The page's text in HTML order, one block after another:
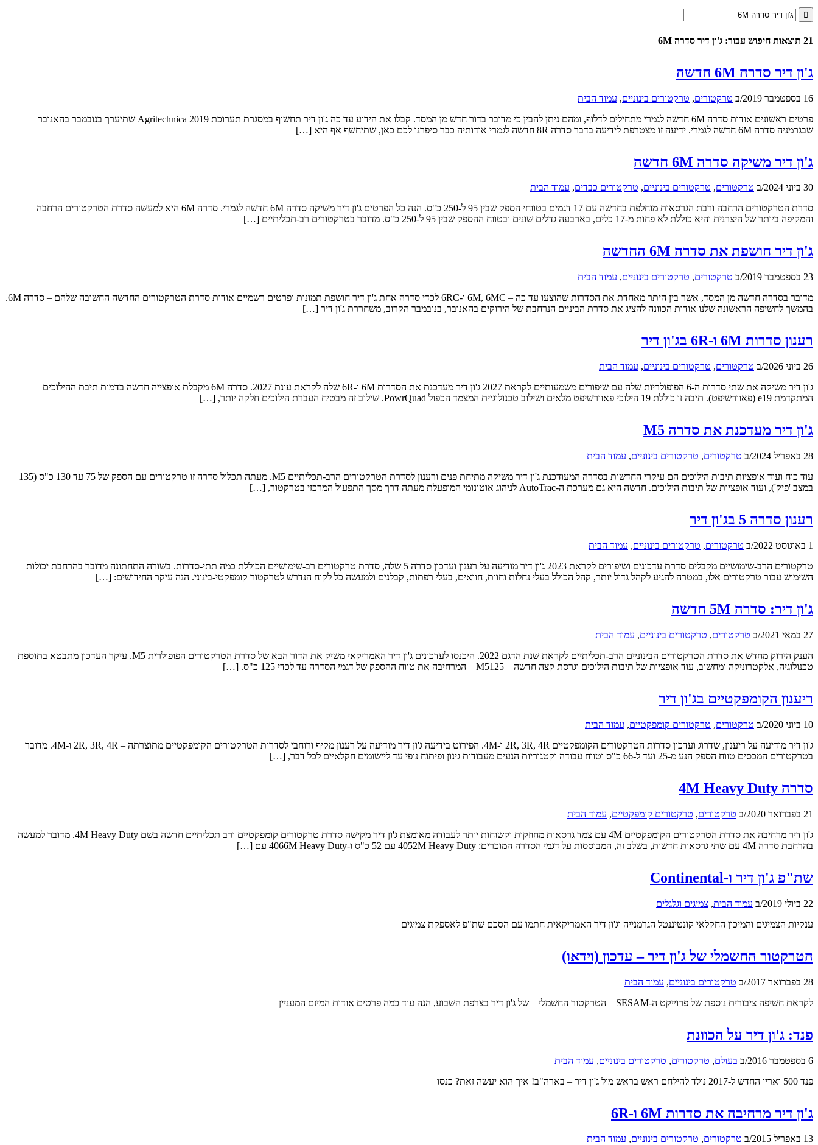
21 תוצאות חיפוש עבור: ג'ון דיר סדרה 6M
ג'ון דיר סדרה 6M חדשה
16 בספטמבר 2019 /ב טרקטורים, טרקטורים בינוניים, עמוד הבית
פרטים ראשונים אודות סדרה 6M חדשה לגמרי מתחילים לדלוף, ומהם ניתן להבין כי מדובר בדור חדש מן המסד. קבלו את הידוע עד כה ג'ון דיר תחשוף במסגרת תערוכת Agritechnica 2019 שתיערך בנובמבר בהאנובר
שבגרמניה סדרה 6M חדשה לגמרי. ידיעה זו מצטרפת לידיעה בדבר סדרה 8R חדשה לגמרי אודותיה כבר סיפרנו לכם כאן, שתיחשף אף היא […]
ג'ון דיר משיקה סדרה 6M חדשה
30 ביוני 2024 /ב טרקטורים, טרקטורים בינוניים, טרקטורים כבדים, עמוד הבית
סדרת הטרקטורים הרחבה ורבת הגרסאות מוחלפת בחדשה עם 17 דגמים בטווחי הספק שבין 95 ל-250 כ"ס. הנה כל הפרטים ג'ון דיר משיקה סדרה 6M חדשה לגמרי. סדרה 6M היא למעשה סדרת הטרקטורים הרחבה
והמקיפה ביותר של היצרנית והיא כוללת לא פחות מ-17 כלים, בארבעה גדלים שונים ובטווח ההספק שבין 95 ל-250 כ"ס. מדובר בטרקטורים רב-תכליתיים […]
ג'ון דיר חושפת את סדרה 6M החדשה
23 בספטמבר 2019 /ב טרקטורים, טרקטורים בינוניים, עמוד הבית
מדובר בסדרה חדשה מן המסד, אשר בין היתר מאחדת את הסדרות שהוצעו עד כה – 6M, 6MC ו-6RC לכדי סדרה אחת ג'ון דיר חושפת תמונות ופרטים רשמיים אודות סדרת הטרקטורים החדשה החשובה שלהם – סדרה 6M.
בהמשך לחשיפה הראשונה שלנו אודות הכוונה להציג את סדרת הביניים הנרחבת של הירוקים בהאנובר, בנובמבר הקרוב, משחררת ג'ון דיר […]
רענון סדרות 6M ו-6R בג'ון דיר
26 ביוני 2026 /ב טרקטורים, טרקטורים בינוניים, עמוד הבית
ג'ון דיר משיקה את שתי סדרות ה-6 הפופולריות שלה עם שיפורים משמעותיים לקראת 2027 ג'ון דיר מעדכנת את הסדרות 6M ו-6R שלה לקראת עונת 2027. סדרה 6M מקבלת אופצייה חדשה בדמות תיבת ההילוכים
המתקדמת e19 (פאוורשיפט). תיבה זו כוללת 19 הילוכי פאוורשיפט מלאים ושילוב טכנולוגיית המצמד הכפול PowrQuad. שילוב זה מבטיח העברת הילוכים חלקה יותר, […]
ג'ון דיר מעדכנת את סדרה M5
28 באפריל 2024 /ב טרקטורים, טרקטורים בינוניים, עמוד הבית
עוד כוח ועוד אופציות תיבות הילוכים הם עיקרי החדשות בסדרה המעודכנת ג'ון דיר משיקה מתיחת פנים ורענון לסדרת הטרקטורים הרב-תכליתיים M5. מעתה תכלול סדרה זו טרקטורים עם הספק של 75 עד 130 כ"ס (135
במצב 'פיק'), ועוד אופציות של תיבות הילוכים. חדשה היא גם מערכת ה-AutoTrac לניהוג אוטונומי המופעלת מעתה דרך מסך התפעול המרכזי בטרקטור, […]
רענון סדרה 5 בג'ון דיר
1 באוגוסט 2022 /ב טרקטורים, טרקטורים בינוניים, עמוד הבית
טרקטורים הרב-שימושיים מקבלים סדרת עדכונים ושיפורים לקראת 2023 ג'ון דיר מודיעה על רענון ועדכון סדרה 5 שלה, סדרת טרקטורים רב-שימושיים הכוללת כמה תתי-סדרות. בשורה התחתונה מדובר בהרחבת יכולות
השימוש עבור טרקטורים אלו, במטרה להגיע לקהל גדול יותר, קהל הכולל בעלי נחלות וחוות, חוואים, בעלי רפתות, קבלנים ולמעשה כל לקוח הנדרש לטרקטור קומפקטי-בינוני. הנה עיקר החידושים: […]
ג'ון דיר: סדרה 5M חדשה
27 במאי 2021 /ב טרקטורים, טרקטורים בינוניים, עמוד הבית
הענק הירוק מחדש את סדרת הטרקטורים הבינוניים הרב-תכליתיים לקראת שנת הדגם 2022. היכנסו לעדכונים ג'ון דיר האמריקאי משיק את הדור הבא של סדרת הטרקטורים הפופולרית M5. עיקר העדכון מתבטא בתוספת
טכנולוגיה, אלקטרוניקה ומחשוב, עוד אופציות של תיבות הילוכים וגרסת קצה חדשה – M5125 – המרחיבה את טווח ההספק של דגמי הסדרה עד לכדי 125 כ"ס. […]
ריענון הקומפקטיים בג'ון דיר
10 ביוני 2020 /ב טרקטורים, טרקטורים קומפקטיים, עמוד הבית
ג'ון דיר מודיעה על ריענון, שדרוג ועדכון סדרות הטרקטורים הקומפקטיים 2R, 3R, 4R ו-4M. הפירוט בידיעה ג'ון דיר מודיעה על רענון מקיף ורוחבי לסדרות הטרקטורים הקומפקטיים מתוצרתה – 2R, 3R, 4R ו-4M. מדובר
בטרקטורים המכסים טווח הספק הנע מ-25 ועד ל-66 כ"ס וטווח עבודה וקטגוריות הנעים מעבודות גינון ופיתוח נופי עד ליישומים חקלאיים לכל דבר, […]
סדרה 4M Heavy Duty
21 בפברואר 2020 /ב טרקטורים, טרקטורים קומפקטיים, עמוד הבית
ג'ון דיר מרחיבה את סדרת הטרקטורים הקומפקטיים 4M עם צמד גרסאות מחוזקות וקשוחות יותר לעבודה מאומצת ג'ון דיר מקישה סדרת טרקטורים קומפקטיים ורב תכליתיים חדשה בשם 4M Heavy Duty. מדובר למעשה
בהרחבת סדרה 4M עם שתי גרסאות חדשות, בשלב זה, המבוססות על דגמי הסדרה המוכרים: 4052M Heavy Duty עם 52 כ"ס ו-4066M Heavy Duty עם […]
שת"פ ג'ון דיר ו-Continental
22 ביולי 2019 /ב עמוד הבית, צמיגים וגלגלים
ענקיות הצמיגים והמיכון החקלאי קונטיננטל הגרמנייה וג'ון דיר האמריקאית חתמו עם הסכם שת"פ לאספקת צמיגים
הטרקטור החשמלי של ג'ון דיר – עדכון (וידאו)
28 בפברואר 2017 /ב טרקטורים בינוניים, עמוד הבית
לקראת חשיפה ציבורית נוספת של פרוייקט ה-SESAM – הטרקטור החשמלי – של ג'ון דיר בצרפת השבוע, הנה עוד כמה פרטים אודות המיזם המעניין
פנד: ג'ון דיר על הכוונת
6 בספטמבר 2016 /ב בעולם, טרקטורים, טרקטורים בינוניים, עמוד הבית
פנד 500 ואריו החדש ל-2017 נולד להילחם ראש בראש מול ג'ון דיר – בארה"ב! איך הוא יעשה זאת? כנסו
ג'ון דיר מרחיבה את סדרות 6M ו-6R
13 באפריל 2015 /ב טרקטורים, טרקטורים בינוניים, עמוד הבית